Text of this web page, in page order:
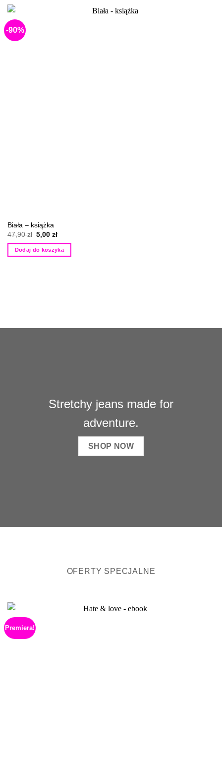
-90%
Biała – książka
47,90zł Pierwotna
wynosiła:
47,90 zł.
5,00 złAktualna
wynosi:
5,00 zł.
Dodaj do koszyka
Stretchy jeans made for
adventure.
SHOP NOW
OFERTY SPECJALNE
Premiera!